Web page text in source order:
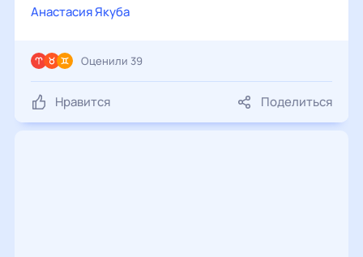
Анастасия Якуба
Нравится Поделиться
Оценили 39